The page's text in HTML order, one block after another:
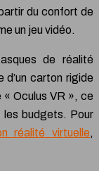
du confort de
un jeu vidéo.
de réalité
d’un carton rigide
« Oculus VR », ce
les budgets. Pour
réalité virtuelle,